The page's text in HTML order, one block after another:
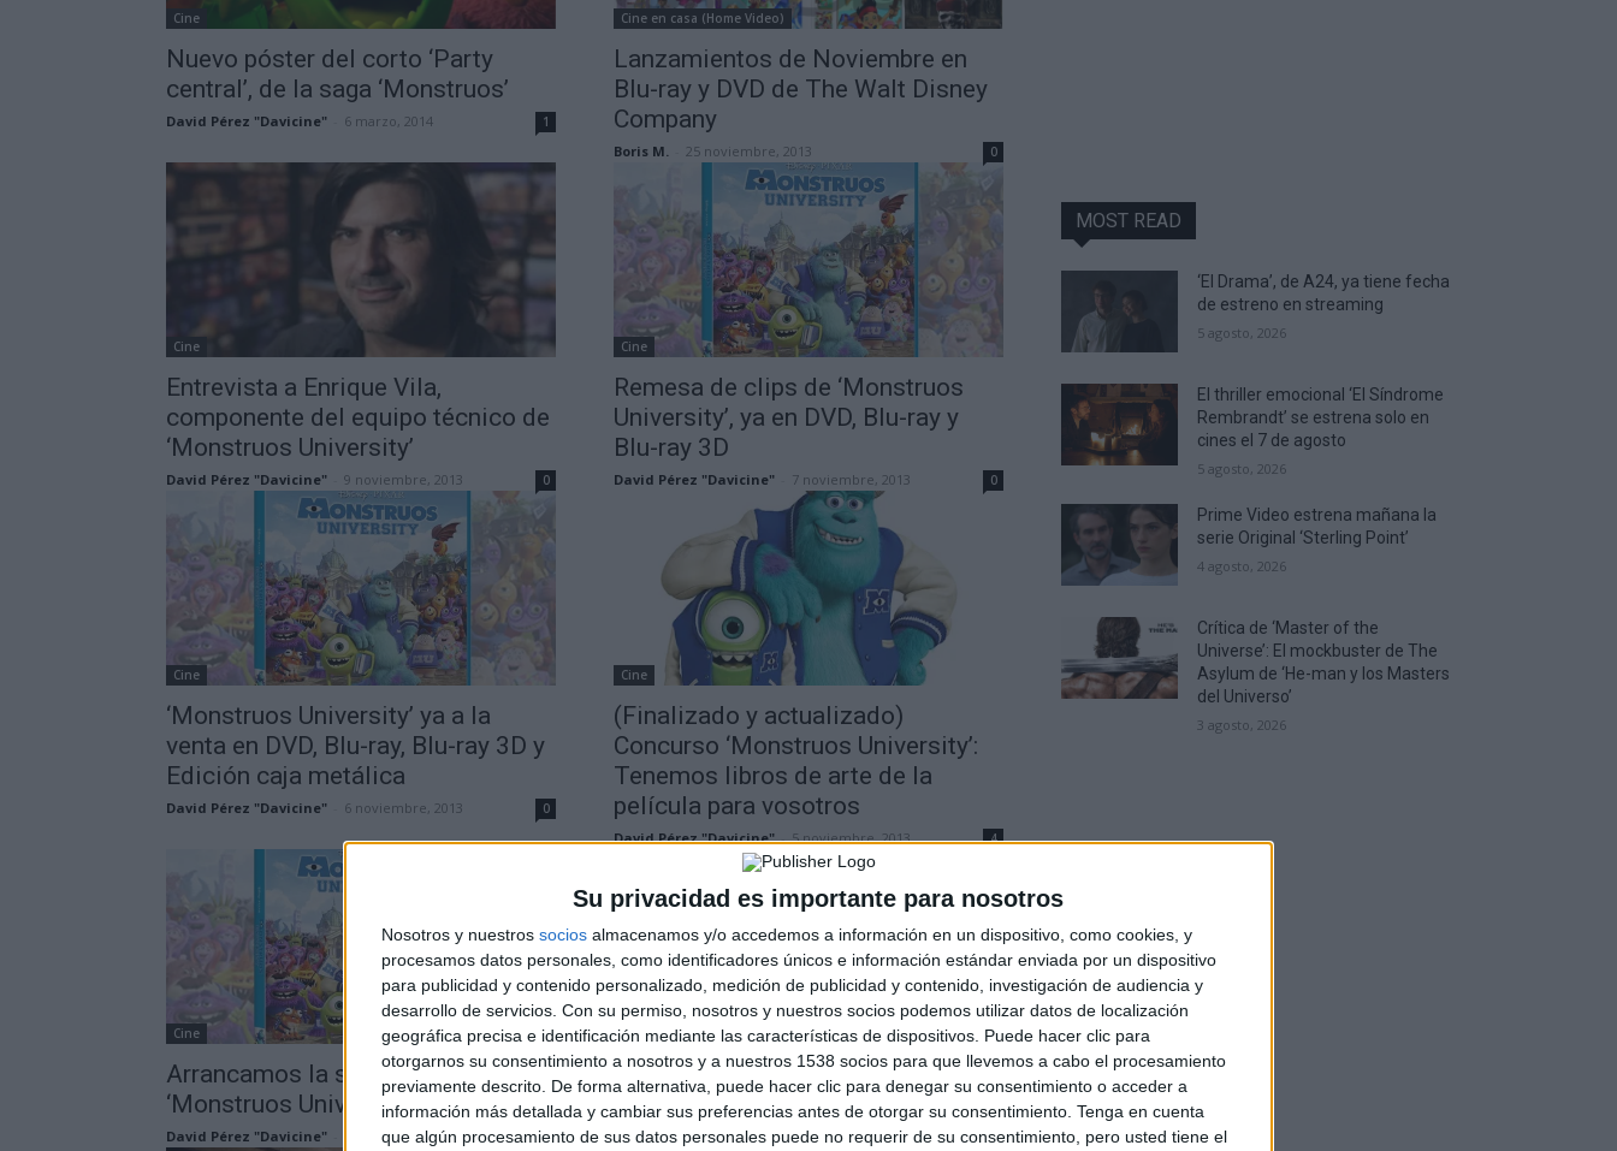
Su privacidad es importante para nosotros
Nosotros y nuestros socios almacenamos y/o accedemos a información en un dispositivo, como cookies, y
procesamos datos personales, como identificadores únicos e información estándar enviada por un dispositivo
para publicidad y contenido personalizado, medición de publicidad y contenido, investigación de audiencia y
desarrollo de servicios. Con su permiso, nosotros y nuestros socios podemos utilizar datos de localización
geográfica precisa e identificación mediante las características de dispositivos. Puede hacer clic para
otorgarnos su consentimiento a nosotros y a nuestros 1538 socios para que llevemos a cabo el procesamiento
previamente descrito. De forma alternativa, puede hacer clic para denegar su consentimiento o acceder a
información más detallada y cambiar sus preferencias antes de otorgar su consentimiento. Tenga en cuenta
que algún procesamiento de sus datos personales puede no requerir de su consentimiento, pero usted tiene el
Cine
Nuevo póster del corto ‘Party
central’, de la saga ‘Monstruos’
David Pérez "Davicine" 6 marzo, 2014 1
Cine en casa (Home Video)
Lanzamientos de Noviembre en
Blu-ray y DVD de The Walt Disney
Company
Boris M. 25 noviembre, 2013 0
Cine
Entrevista a Enrique Vila,
componente del equipo técnico de
‘Monstruos University’
David Pérez "Davicine" 9 noviembre, 2013 0
Cine
Remesa de clips de ‘Monstruos
University’, ya en DVD, Blu-ray y
Blu-ray 3D
David Pérez "Davicine" 7 noviembre, 2013 0
Cine
‘Monstruos University’ ya a la
venta en DVD, Blu-ray, Blu-ray 3D y
Edición caja metálica
David Pérez "Davicine" 6 noviembre, 2013 0
Cine
(Finalizado y actualizado)
Concurso ‘Monstruos University’:
Tenemos libros de arte de la
película para vosotros
David Pérez "Davicine" - 5 noviembre, 2013 4
Cine
Arrancamos la semana dedicada a
‘Monstruos University’
David Pérez "Davicine" 4 noviembre, 2013 0
Cine
‘Guerra Mundial Z’ arrasa en las
carteleras de España
Boris M. - 5 agosto, 2013 0
MOST READ
‘El Drama’, de A24, ya tiene fecha
de estreno en streaming
5 agosto, 2026
El thriller emocional ‘El Síndrome
Rembrandt’ se estrena solo en
cines el 7 de agosto
5 agosto, 2026
Prime Video estrena mañana la
serie Original ‘Sterling Point’
4 agosto, 2026
Crítica de ‘Master of the
Universe’: El mockbuster de The
Asylum de ‘He-man y los Masters
del Universo’
3 agosto, 2026